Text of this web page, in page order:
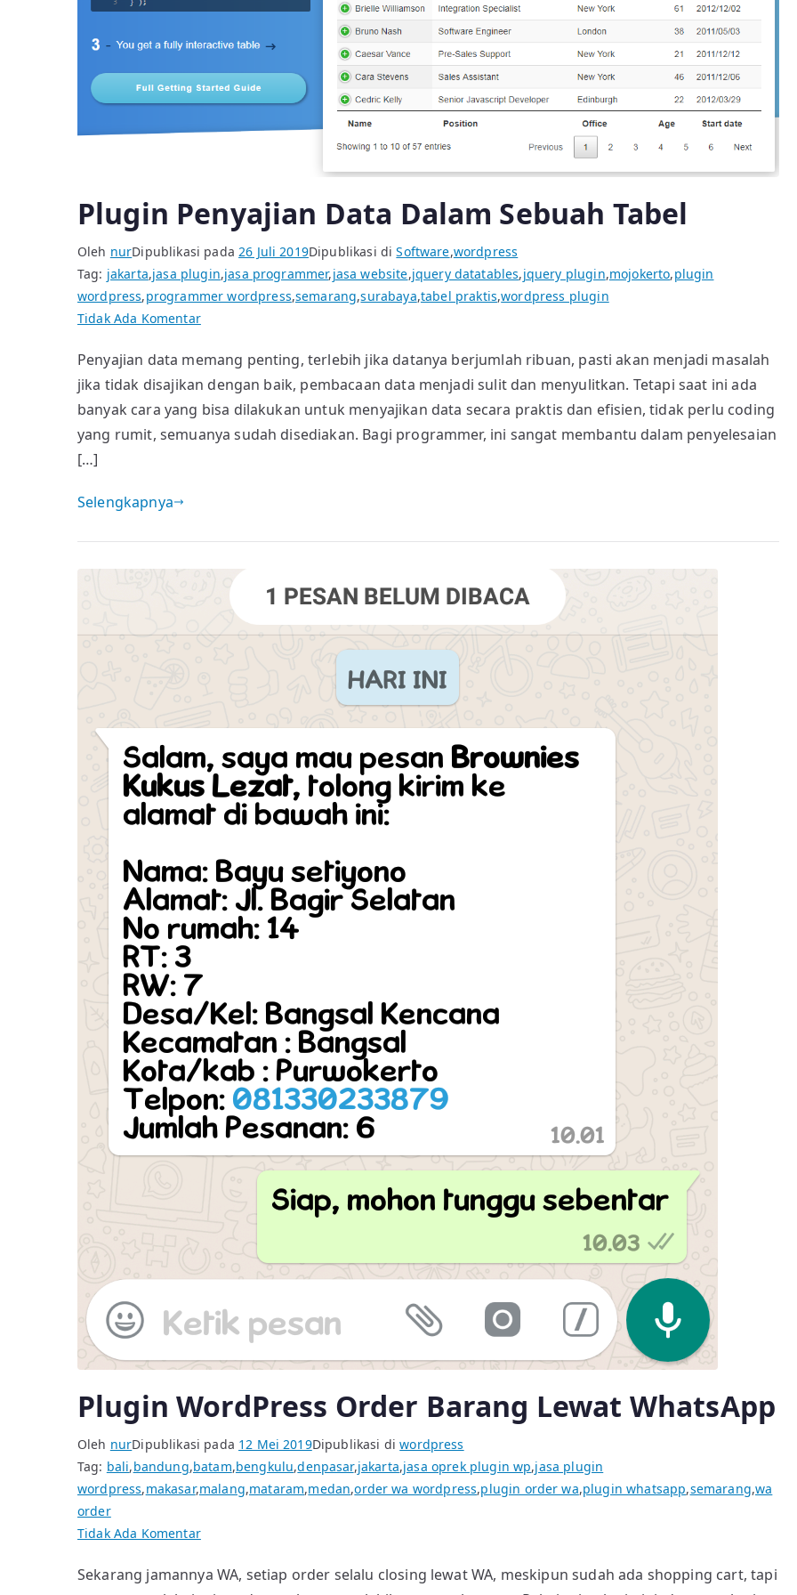
Plugin Penyajian Data Dalam Sebuah Tabel
Oleh nurDipublikasi pada 26 Juli 2019Dipublikasi diSoftware,wordpress
Tag: jakarta,jasa plugin,jasa programmer,jasa website,jquery datatables,jquery plugin,mojokerto,plugin
wordpress,programmer wordpress,semarang,surabaya,tabel praktis,wordpress plugin
Tidak Ada Komentarpada
Penyajian
Data
Dalam
Sebuah
Penyajian data memang penting, terlebih jika datanya berjumlah ribuan, pasti akan menjadi masalah
jika tidak disajikan dengan baik, pembacaan data menjadi sulit dan menyulitkan. Tetapi saat ini ada
banyak cara yang bisa dilakukan untuk menyajikan data secara praktis dan efisien, tidak perlu coding
yang rumit, semuanya sudah disediakan. Bagi programmer, ini sangat membantu dalam penyelesaian
[…]
Selengkapnya
Plugin WordPress Order Barang Lewat WhatsApp
Oleh nurDipublikasi pada 12 Mei 2019Dipublikasi diwordpress
Tag: bali,bandung,batam,bengkulu,denpasar,jakarta,jasa oprek plugin wp,jasa plugin
wordpress,makasar,malang,mataram,medan,order wa wordpress,plugin order wa,plugin whatsapp,semarang,wa
order
Tidak Ada Komentarpada
WordPress
Sekarang jamannya WA, setiap order selalu closing lewat WA, meskipun sudah ada shopping cart, tapi